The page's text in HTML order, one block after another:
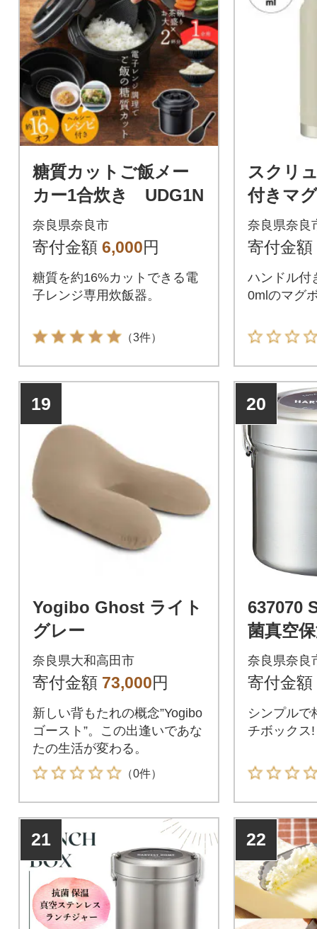
糖質カットご飯メー
カー1合炊き UDG1N
奈良県奈良市
寄付金額 6,000円
糖質を約16%カットできる電
子レンジ専用炊飯器。
（3件）
スクリ
付きマ
くすみ
奈良県奈良
寄付金額
ハンドル付
0mlのマグ
19
Yogibo Ghost ライト
グレー
奈良県大和高田市
寄付金額 73,000円
新しい背もたれの概念”Yogibo
ゴースト”。この出逢いであな
たの生活が変わる。
（0件）
20
637070
菌真空
スラン
50ml
奈良県奈良
寄付金額
シンプルで
チボックス!
21 22